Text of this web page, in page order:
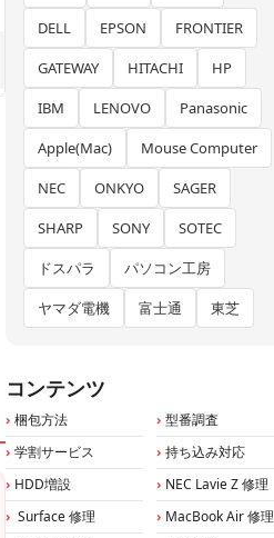
DELL
EPSON
FRONTIER
GATEWAY
HITACHI
HP
IBM
LENOVO
Panasonic
Apple(Mac)
Mouse Computer
NEC
ONKYO
SAGER
SHARP
SONY
SOTEC
ドスパラ
パソコン工房
ヤマダ電機
富士通 東芝
コンテンツ
梱包方法
型番調査
学割サービス
持ち込み対応
HDD増設
NEC Lavie Z 修理
Surface 修理
MacBook Air 修理